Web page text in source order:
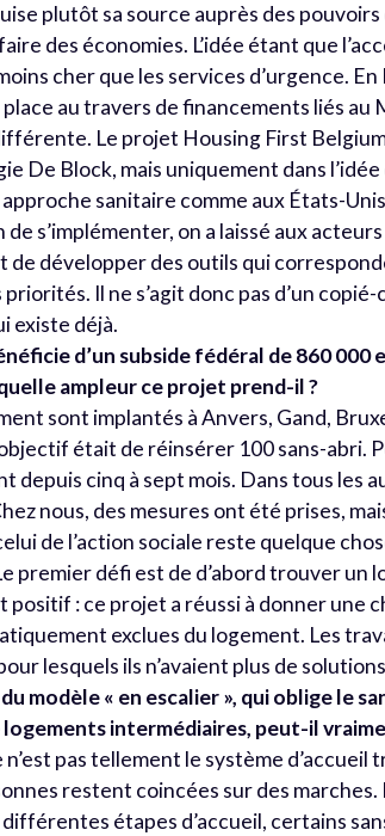
plutôt sa source auprès des
des économies. L’idée étant que
cher que les services d’urgence. En
place au travers de financements liés au
Le projet Housing First
De Block, mais uniquement dans
sanitaire comme aux États-
s’implémenter, on a laissé aux
de développer des outils qui
Il ne s’agit donc pas d’un copié-
existe déjà.
d’un subside fédéral de 860 000
ampleur ce projet prend-il ?
sont implantés à Anvers, Gand,
était de réinsérer 100 sans-abri.
depuis cinq à sept mois. Dans tous les
nous, des mesures ont été prises,
de l’action sociale reste quelque
premier défi est de d’abord trouver un
positif : ce projet a réussi à donner une
exclues du logement. Les
lesquels ils n’avaient plus de
modèle « en escalier », qui oblige le
logements intermédiaires, peut-il
pas tellement le système d’accueil
restent coincées sur des
étapes d’accueil, certains